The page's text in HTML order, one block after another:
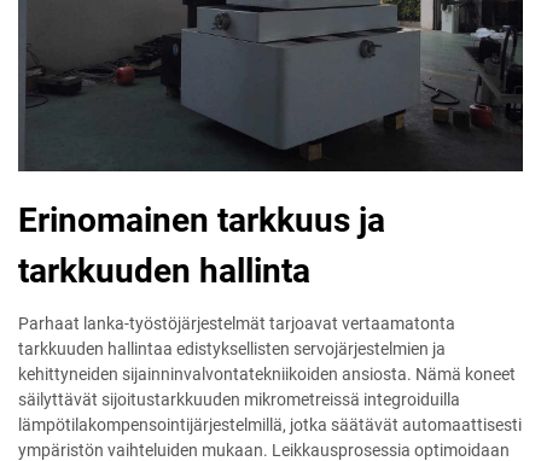
Erinomainen tarkkuus ja
tarkkuuden hallinta
Parhaat lanka-työstöjärjestelmät tarjoavat vertaamatonta
tarkkuuden hallintaa edistyksellisten servojärjestelmien ja
kehittyneiden sijainninvalvontatekniikoiden ansiosta. Nämä koneet
säilyttävät sijoitustarkkuuden mikrometreissä integroiduilla
lämpötilakompensointijärjestelmillä, jotka säätävät automaattisesti
ympäristön vaihteluiden mukaan. Leikkausprosessia optimoidaan